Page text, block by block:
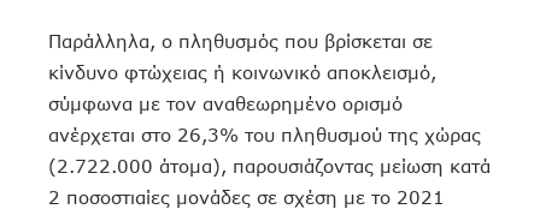
Παράλληλα, o πληθυσμός που βρίσκεται σε
κίνδυνο φτώχειας ή κοινωνικό αποκλεισμό,
σύμφωνα με τον αναθεωρημένο ορισμό
ανέρχεται στο 26,3% του πληθυσμού της χώρας
(2.722.000 άτομα), παρουσιάζοντας μείωση κατά
2 ποσοστιαίες μονάδες σε σχέση με το 2021